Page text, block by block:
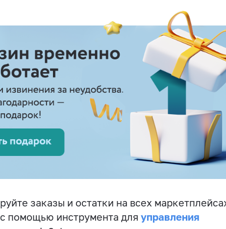
заказы и остатки на всех
помощью инструмента для управления